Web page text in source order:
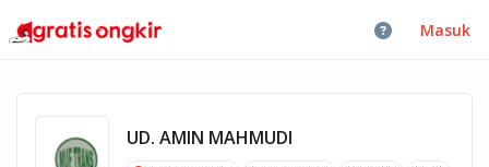
Masuk
UD. AMIN MAHMUDI